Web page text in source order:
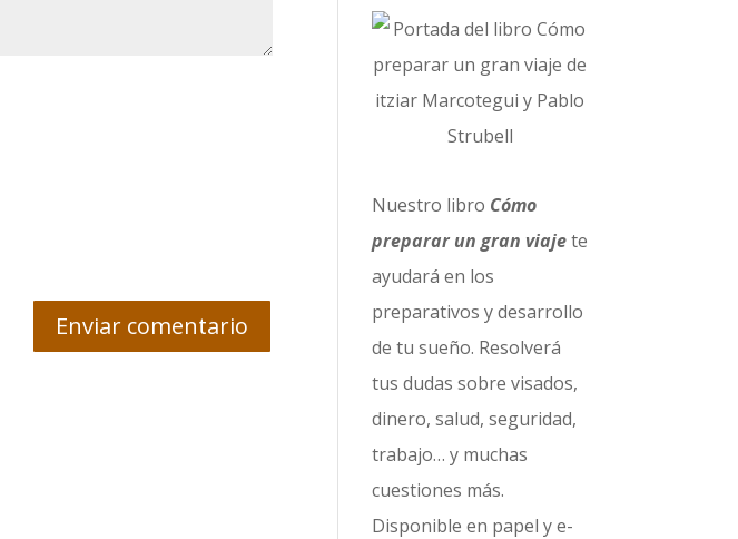
Nuestro libro Cómo
preparar un gran viajete
ayudará en los
preparativos y desarrollo
de tu sueño. Resolverá
tus dudas sobre visados,
dinero, salud, seguridad,
trabajo… y muchas
cuestiones más.
Disponible en papel y e-